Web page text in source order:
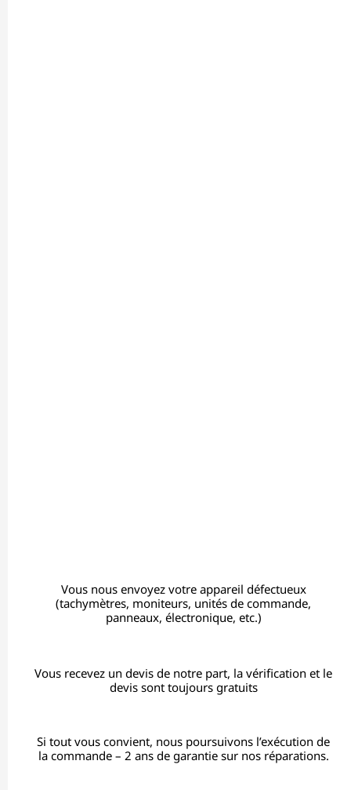
Vous nous envoyez votre appareil défectueux
(tachymètres, moniteurs, unités de commande,
panneaux, électronique, etc.)
Vous recevez un devis de notre part, la vérification et le
devis sont toujours gratuits
Si tout vous convient, nous poursuivons l’exécution de
la commande – 2 ans de garantie sur nos réparations.